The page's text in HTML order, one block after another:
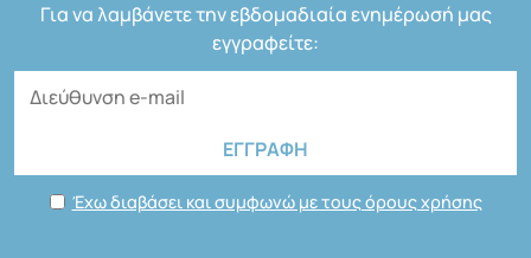
Για να λαμβάνετε την εβδομαδιαία ενημέρωσή μας
εγγραφείτε:
Έχω διαβάσει και συμφωνώ με τους όρους χρήσης